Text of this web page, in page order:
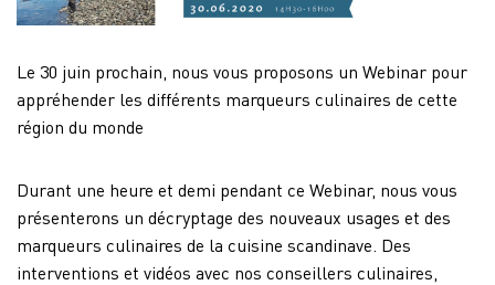
Le 30 juin prochain, nous vous proposons un Webinar pour
appréhender les différents marqueurs culinaires de cette
région du monde
Durant une heure et demi pendant ce Webinar, nous vous
présenterons un décryptage des nouveaux usages et des
marqueurs culinaires de la cuisine scandinave. Des
interventions et vidéos avec nos conseillers culinaires,